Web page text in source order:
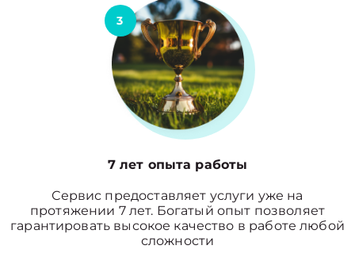
3
7 лет опыта работы
Сервис предоставляет услуги уже на
протяжении 7 лет. Богатый опыт позволяет
гарантировать высокое качество в работе любой
сложности